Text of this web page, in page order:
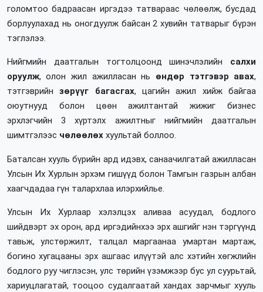
голомтоо бадраасан иргэдээ татвараас чөлөөлж, бусдад
борлуулахад нь оногдуулж байсан 2 хувийн татварыг бүрэн
тэглэлээ.
Нийгмийн даатгалын тогтолцоонд шинэчлэлийн салхи
оруулж, олон жил ажилласан нь өндөр тэтгэвэр авах,
тэтгэврийнзөрүүг багасгах, цагийн ажил хийж байгаа
оюутнууд болон цөөн ажилтантай жижиг бизнес
эрхлэгчийн 3 хүртэлх ажилтныг нийгмийн даатгалын
шимтгэлээс чөлөөлөххуультай боллоо.
Баталсан хууль бүрийн ард идэвх, санаачилгатай ажилласан
Улсын Их Хурлын эрхэм гишүүд болон Тамгын газрын албан
хаагчдадаа гүн талархлаа илэрхийлье.
Улсын Их Хурлаар хэлэлцэх аливаа асуудал, бодлого
шийдвэрт эх орон, ард иргэдийнхээ эрх ашгийг нэн тэргүүнд
тавьж, улстөржилт, талцал маргаанаа умартан мартаж,
богино хугацааны эрх ашгаас илүүтэй алс хэтийн хөгжлийн
бодлого руу чиглэсэн, улс төрийн үзэмжээр бус ул суурьтай,
хариуцлагатай, тооцоо судалгаатай хандах зарчмыг хууль